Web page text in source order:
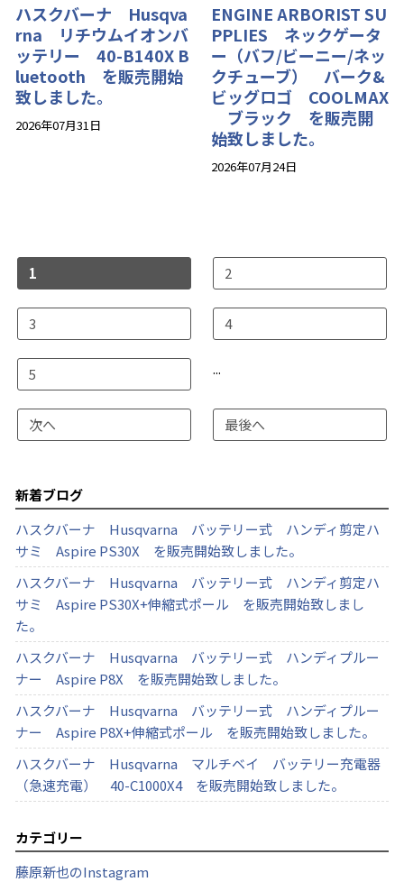
ハスクバーナ Husqva
rna リチウムイオンバ
ッテリー 40-B140X B
luetooth を販売開始
致しました。
2026年07月31日
ENGINE ARBORIST SU
PPLIES ネックゲータ
ー（バフ/ビーニー/ネッ
クチューブ） バーク&
ビッグロゴ COOLMAX
ブラック を販売開
始致しました。
2026年07月24日
1 2
3 4
5 ...
次へ 最後へ
新着ブログ
ハスクバーナ Husqvarna バッテリー式 ハンディ剪定ハ
サミ Aspire PS30X を販売開始致しました。
ハスクバーナ Husqvarna バッテリー式 ハンディ剪定ハ
サミ Aspire PS30X+伸縮式ポール を販売開始致しまし
た。
ハスクバーナ Husqvarna バッテリー式 ハンディプルー
ナー Aspire P8X を販売開始致しました。
ハスクバーナ Husqvarna バッテリー式 ハンディプルー
ナー Aspire P8X+伸縮式ポール を販売開始致しました。
ハスクバーナ Husqvarna マルチベイ バッテリー充電器
（急速充電） 40-C1000X4 を販売開始致しました。
カテゴリー
藤原新也のInstagram